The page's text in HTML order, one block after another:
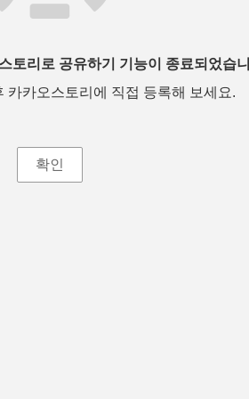
토리로 공유하기 기능이 종료되었습
카카오스토리에 직접 등록해 보세요.
확인